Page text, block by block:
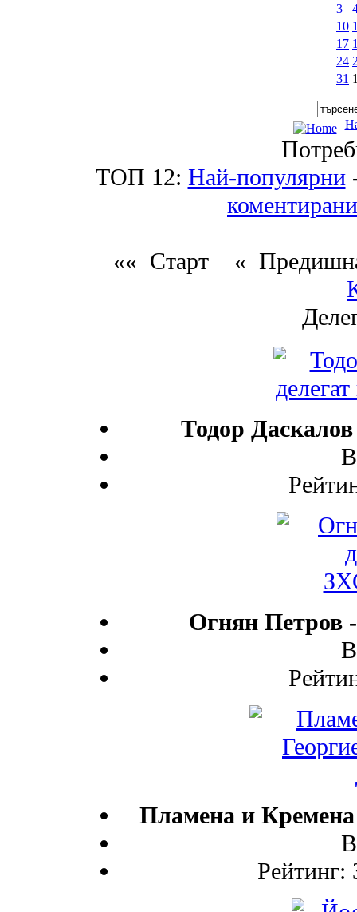
3
10
17
24
31
ТОП 12: Най-популярни
коментирани
«« Старт
«
Тодор
Огнян Петров
Пламена и Кремена
Рейтинг: